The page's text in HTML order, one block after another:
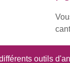
outils